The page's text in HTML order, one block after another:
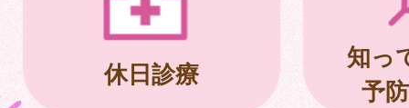
休日診療
知っ
予